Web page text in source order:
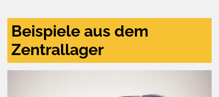
Beispiele aus dem
Zentrallager